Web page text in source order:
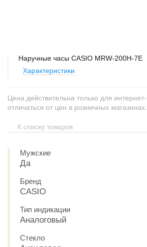
Наручные часы CASIO MRW-200H-7E
Характеристики
Цена действительна только для
отличаться от цен в розничных магазинах.
К списку товаров
Мужские
Да
Бренд
CASIO
Тип индикации
Аналоговый
Стекло